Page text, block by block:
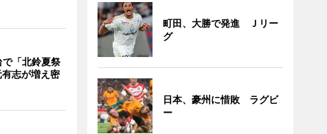
「北鈴夏祭
志が増え密
町田、大勝で発進 Ｊリー
グ
日本、豪州に惜敗 ラグビ
ー